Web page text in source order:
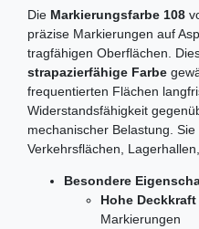
Die Markierungsfarbe 108
präzise Markierungen auf
tragfähigen Oberflächen.
strapazierfähige Farbe
frequentierten Flächen
Widerstandsfähigkeit
mechanischer Belastung.
Verkehrsflächen,
Besondere
Hohe Deckkraft
Markierungen